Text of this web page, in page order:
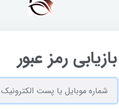
بازیابی رمز عبور